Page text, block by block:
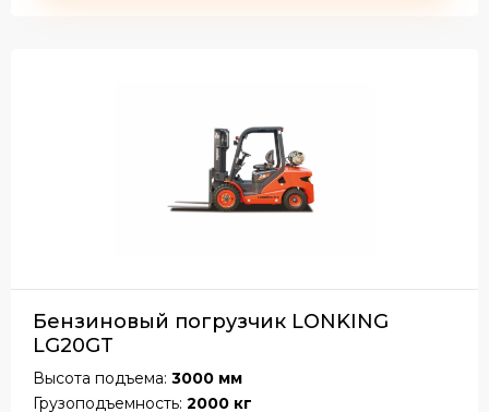
Бензиновый погрузчик LONKING
LG20GT
Высота подъема: 3000 мм
Грузоподъемность: 2000 кг